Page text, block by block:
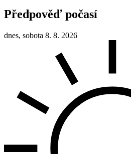
Předpověď počasí
dnes, sobota 8. 8. 2026